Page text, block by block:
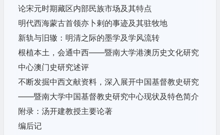
论宋元时期藏区内部民族市场及其特点
明代西海蒙古首领亦卜剌的事迹及其驻牧地
新轨与旧辙：明清之际的墨学及学风流转
根植本土，会通中西——暨南大学港澳历史文化研究
中心澳门史研究述评
不断发掘中西文献资料，深入展开中国基督教史研究
——暨南大学中国基督教史研究中心现状及特色简介
附录：汤开建教授主要论著
编后记